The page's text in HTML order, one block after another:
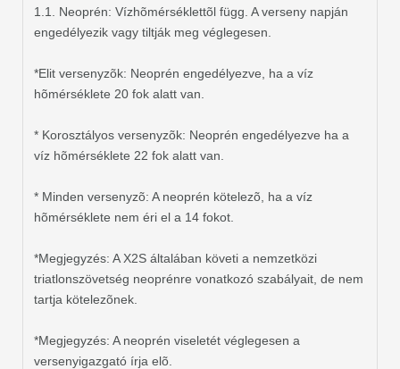
1.1. Neoprén: Vízhõmérséklettõl függ. A verseny napján
engedélyezik vagy tiltják meg véglegesen.
*Elit versenyzõk: Neoprén engedélyezve, ha a víz
hõmérséklete 20 fok alatt van.
* Korosztályos versenyzõk: Neoprén engedélyezve ha a
víz hõmérséklete 22 fok alatt van.
* Minden versenyzõ: A neoprén kötelezõ, ha a víz
hõmérséklete nem éri el a 14 fokot.
*Megjegyzés: A X2S általában követi a nemzetközi
triatlonszövetség neoprénre vonatkozó szabályait, de nem
tartja kötelezõnek.
*Megjegyzés: A neoprén viseletét véglegesen a
versenyigazgató írja elõ.